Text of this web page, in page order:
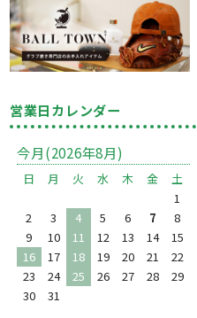
営業日カレンダー
今月(2026年8月)
日 月 火 水 木 金
土
1
2
3 4 5 6 7
8
9
10 11 12 13 14
15
16
17 18 19 20 21
22
23
24 25 26 27 28
29
30
31